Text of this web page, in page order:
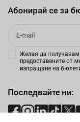
Абонирай се за
Email
Желая да получавам
предоставените от
изпращане на
Последвайте ни: